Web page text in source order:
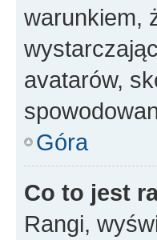
warunkiem,
avatarów,
Góra
Co to jest
Rangi,